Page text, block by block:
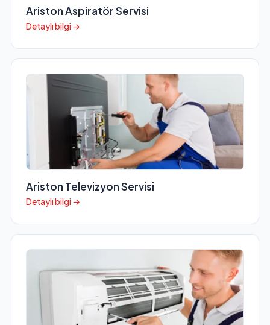
Ariston Aspiratör Servisi
Detaylı bilgi →
Ariston Televizyon Servisi
Detaylı bilgi →